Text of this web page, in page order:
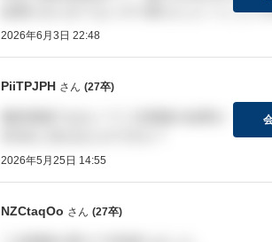
結果がまだきてないので落ちたということで
2026年6月3日 22:48
PiiTPJPH さん (27卒)
2026年5月25日 14:55
NZCtaqOo さん (27卒)